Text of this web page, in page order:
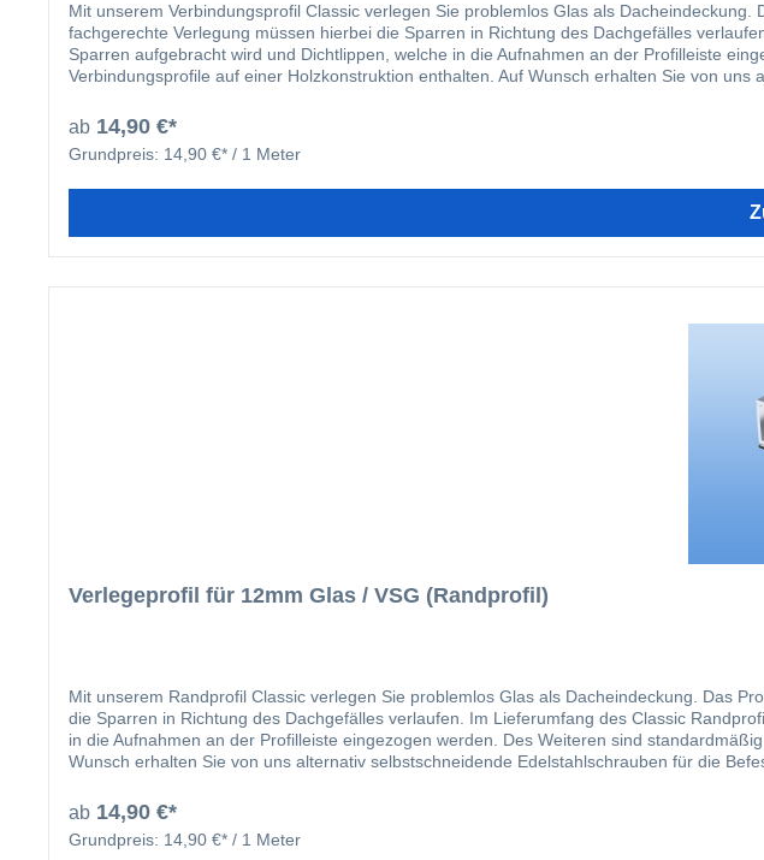
Mit unserem Verbindungsprofil Classic verlegen Sie problemlos Glas als
fachgerechte Verlegung müssen hierbei die Sparren in Richtung des Dachgefälles
Sparren aufgebracht wird und Dichtlippen, welche in die Aufnahmen an der Profilleiste
Verbindungsprofile auf einer Holzkonstruktion enthalten. Auf Wunsch erhalten Sie von
verlaufende Bohrnut, welche ein „Wandern“ des Bohrers beim Ansetzen verhindert.
Verlegesystem für Ihre Dacheindeckung mit Stegplatten. Durch unseren Klemmdeckel
der Nr. 6 gekennzeichnet. In dem nachfolgenden Video zeigen wir Ihnen die
ab 14,90 €*
Grundpreis: 14,90 €* / 1 Meter
Verlegeprofil für 12mm Glas / VSG (Randprofil)
Mit unserem Randprofil Classic verlegen Sie problemlos Glas als Dacheindeckung. Das
die Sparren in Richtung des Dachgefälles verlaufen. Im Lieferumfang des Classic
in die Aufnahmen an der Profilleiste eingezogen werden. Des Weiteren sind
Wunsch erhalten Sie von uns alternativ selbstschneidende Edelstahlschrauben für die
verlaufende Bohrnut, welche ein „Wandern“ des Bohrers beim Ansetzen verhindert.
Verlegesystem für Ihre Dacheindeckung mit Stegplatten. Durch unseren Klemmdeckel
der Nr. 12 gekennzeichnet. In dem nachfolgenden Video zeigen wir Ihnen die
ab 14,90 €*
Grundpreis: 14,90 €* / 1 Meter